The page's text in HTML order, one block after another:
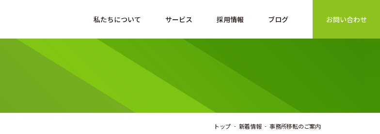
私たちについて サービス 採用情報 ブログ お問い合わせ
トップ 新着情報 事務所移転のご案内